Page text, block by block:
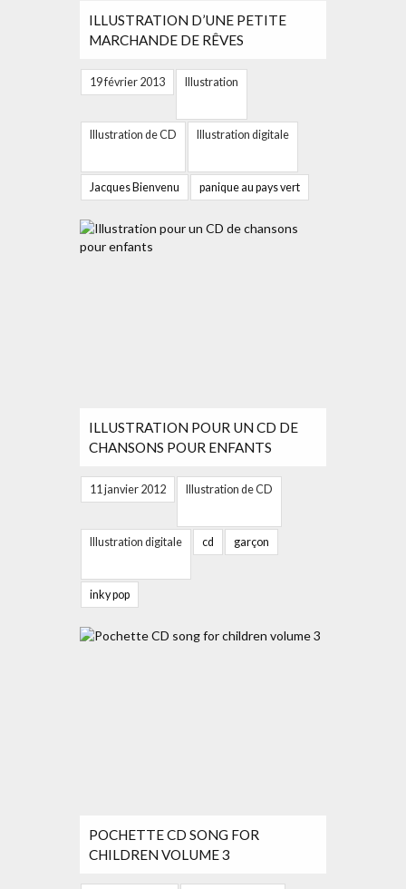
ILLUSTRATION D’UNE PETITE
MARCHANDE DE RÊVES
19 février 2013 Illustration
Illustration de CD Illustration digitale
Jacques Bienvenu panique au pays vert
ILLUSTRATION POUR UN CD DE
CHANSONS POUR ENFANTS
11 janvier 2012 Illustration de CD
Illustration digitale cd garçon
inky pop
POCHETTE CD SONG FOR
CHILDREN VOLUME 3